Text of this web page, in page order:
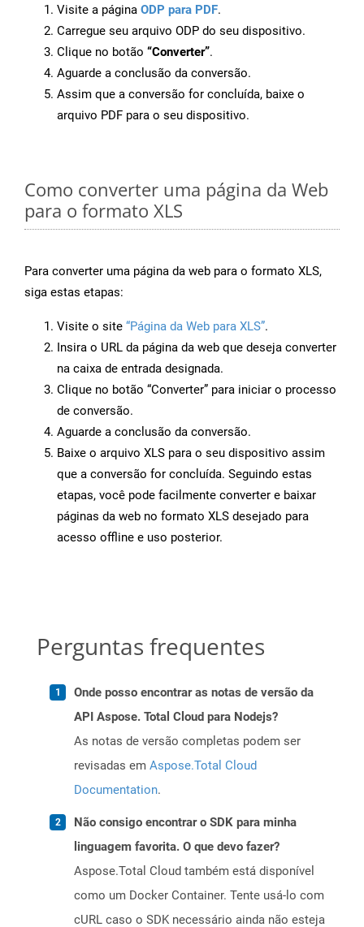
Visite a página ODP para PDF.
Carregue seu arquivo ODP do seu dispositivo.
Clique no botão “Converter”.
Aguarde a conclusão da conversão.
Assim que a conversão for concluída, baixe o
arquivo PDF para o seu dispositivo.
Como converter uma página da Web
para o formato XLS
Para converter uma página da web para o formato XLS,
siga estas etapas:
Visite o site “Página da Web para XLS”.
Insira o URL da página da web que deseja converter
na caixa de entrada designada.
Clique no botão “Converter” para iniciar o processo
de conversão.
Aguarde a conclusão da conversão.
Baixe o arquivo XLS para o seu dispositivo assim
que a conversão for concluída. Seguindo estas
etapas, você pode facilmente converter e baixar
páginas da web no formato XLS desejado para
acesso offline e uso posterior.
Perguntas frequentes
Onde posso encontrar as notas de versão da
API Aspose. Total Cloud para Nodejs?
As notas de versão completas podem ser
revisadas em Aspose.Total Cloud
Documentation.
Não consigo encontrar o SDK para minha
linguagem favorita. O que devo fazer?
Aspose.Total Cloud também está disponível
como um Docker Container. Tente usá-lo com
cURL caso o SDK necessário ainda não esteja